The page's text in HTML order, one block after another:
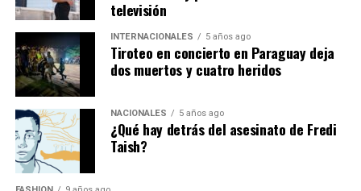
parte de la Asociación de Municipalidades Ecuatorianas
(AME), el Consorcio de Municipios Amazónicos y
Galápagos (COMAGA), una fundación de Guayaquil,
organizaciones solidarias, ciudadanos de Israel y la
población zamorana, que contribuyó mediante una
maratón solidaria organizada en el cantón.
Más de diez vehículos trasladaron asistencia
humanitaria
televisión
INTERNACIONALES 5 años ago
Tiroteo en concierto en Paraguay deja
dos muertos y cuatro heridos
NACIONALES 5 años ago
¿Qué hay detrás del asesinato de Fredi
Taish?